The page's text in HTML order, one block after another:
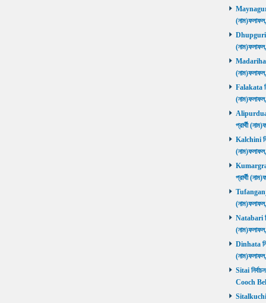
Maynaguri
Dhupguri
Madarihat
Falakata
প্রার্থী
Kalchini
প্রার্থী
Tufanganj
Natabari
Dinhata
Sitai
Cooch
Sitalkuchi